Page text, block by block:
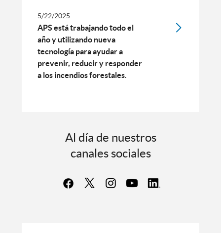
5/22/2025
APS está trabajando todo el
año y utilizando nueva
tecnología para ayudar a
prevenir, reducir y responder
a los incendios forestales.
Al día de nuestros
canales sociales